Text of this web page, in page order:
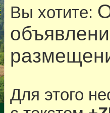
Вы хотите:
Для этого